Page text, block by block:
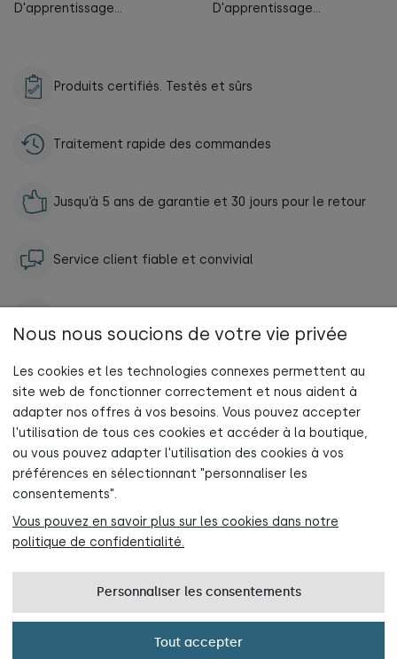
D'apprentissage
EXTRA SAFE
D'apprentissage
NOWAY
Produits certifiés. Testés et sûrs
Traitement rapide des commandes
Jusqu’à 5 ans de garantie et 30 jours pour le retour
Service client fiable et convivial
INFORMATIONS
CONTACT
Créé par: gilewski-studio.pl
PL DE FR
Nous nous soucions de votre vie privée
Les cookies et les technologies connexes permettent au
site web de fonctionner correctement et nous aident à
adapter nos offres à vos besoins. Vous pouvez accepter
l'utilisation de tous ces cookies et accéder à la boutique,
ou vous pouvez adapter l'utilisation des cookies à vos
préférences en sélectionnant "personnaliser les
consentements".
Vous pouvez en savoir plus sur les cookies dans notre
politique de confidentialité.
Personnaliser les consentements
Tout accepter
Abonne-toi maintenant à la newsletter
et profite de 5 % de réduction sur ta première commande !
Rejoindre maintenant